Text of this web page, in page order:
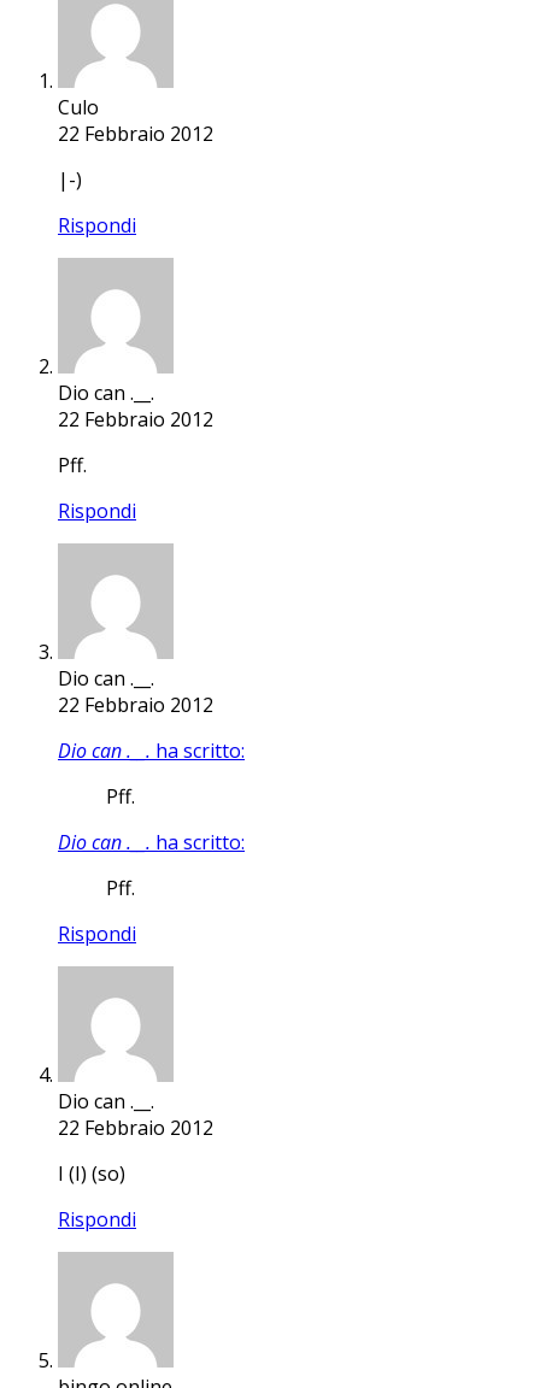
Culo
22 Febbraio 2012
|-)
Rispondi
Dio can .__.
22 Febbraio 2012
Pff.
Rispondi
Dio can .__.
22 Febbraio 2012
Dio can .__. ha scritto:
Pff.
Dio can .__. ha scritto:
Pff.
Rispondi
Dio can .__.
22 Febbraio 2012
I (I) (so)
Rispondi